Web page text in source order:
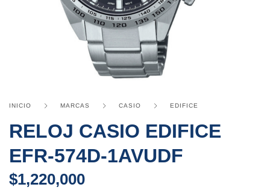
INICIO MARCAS CASIO EDIFICE
RELOJ CASIO EDIFICE
EFR-574D-1AVUDF
$1,220,000